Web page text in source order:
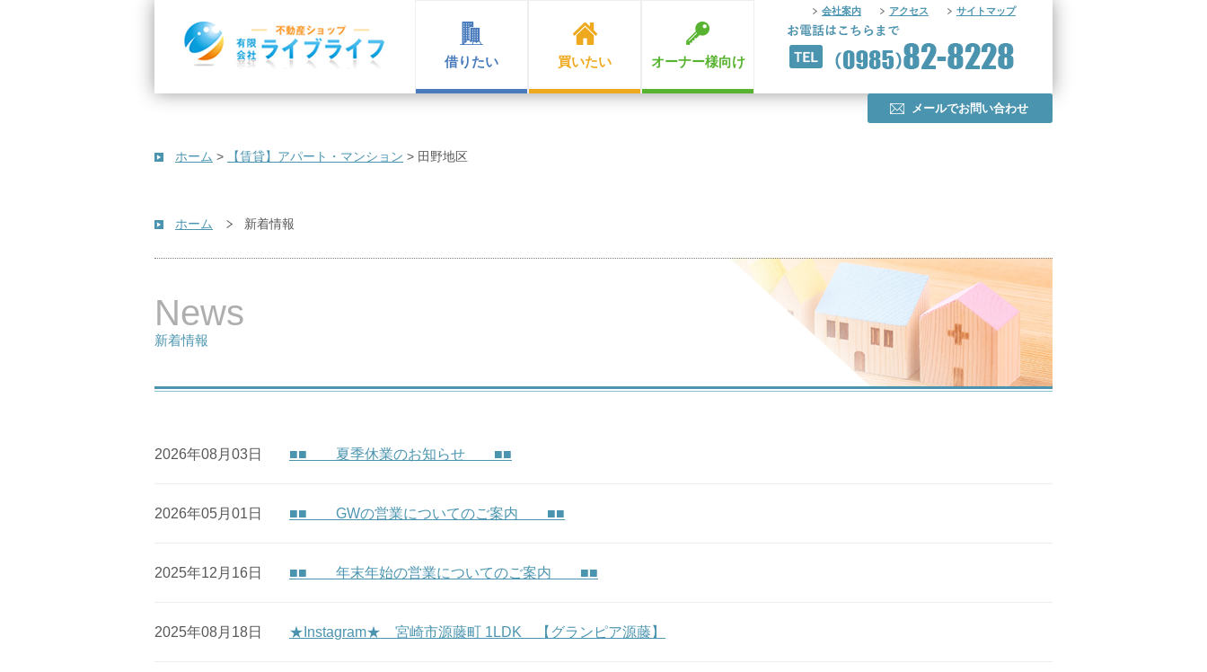
借りたい 買いたい オーナー様向け
会社案内 アクセス サイトマップ
メールでお問い合わせ
ホーム > 【賃貸】アパート・マンション > 田野地区
ホーム 新着情報
News
新着情報
2026年08月03日 ■■ 夏季休業のお知らせ ■■
2026年05月01日 ■■ GWの営業についてのご案内 ■■
2025年12月16日 ■■ 年末年始の営業についてのご案内 ■■
2025年08月18日 ★Instagram★ 宮崎市源藤町 1LDK 【グランピア源藤】